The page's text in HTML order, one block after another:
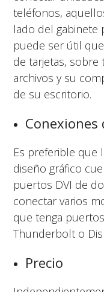
teléfonos,
lado del gabinete
puede ser útil
de tarjetas, sobre
archivos y su
de su escritorio.
Conexiones
Es preferible que
diseño gráfico
puertos DVI de
conectar varios
que tenga
Thunderbolt o
Precio